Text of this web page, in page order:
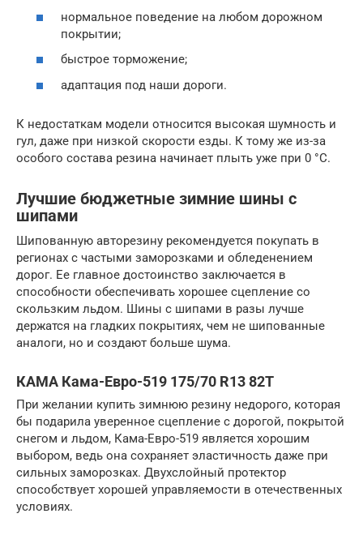
нормальное поведение на любом дорожном
покрытии;
быстрое торможение;
адаптация под наши дороги.
К недостаткам модели относится высокая шумность и
гул, даже при низкой скорости езды. К тому же из-за
особого состава резина начинает плыть уже при 0 °С.
Лучшие бюджетные зимние шины с
шипами
Шипованную авторезину рекомендуется покупать в
регионах с частыми заморозками и обледенением
дорог. Ее главное достоинство заключается в
способности обеспечивать хорошее сцепление со
скользким льдом. Шины с шипами в разы лучше
держатся на гладких покрытиях, чем не шипованные
аналоги, но и создают больше шума.
КАМА Кама-Евро-519 175/70 R13 82T
При желании купить зимнюю резину недорого, которая
бы подарила уверенное сцепление с дорогой, покрытой
снегом и льдом, Кама-Евро-519 является хорошим
выбором, ведь она сохраняет эластичность даже при
сильных заморозках. Двухслойный протектор
способствует хорошей управляемости в отечественных
условиях.